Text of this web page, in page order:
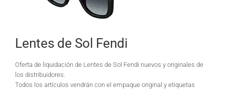
Lentes de Sol Fendi
Oferta de liquidación de Lentes de Sol Fendi nuevos y originales de
los distribuidores.
Todos los artículos vendrán con el empaque original y etiquetas